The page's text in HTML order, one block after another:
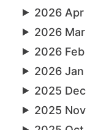
2026 Apr
2026 Mar
2026 Feb
2026 Jan
2025 Dec
2025 Nov